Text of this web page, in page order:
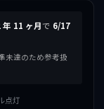
年 11 ヶ月で 6/17
未達のため参考扱
点灯